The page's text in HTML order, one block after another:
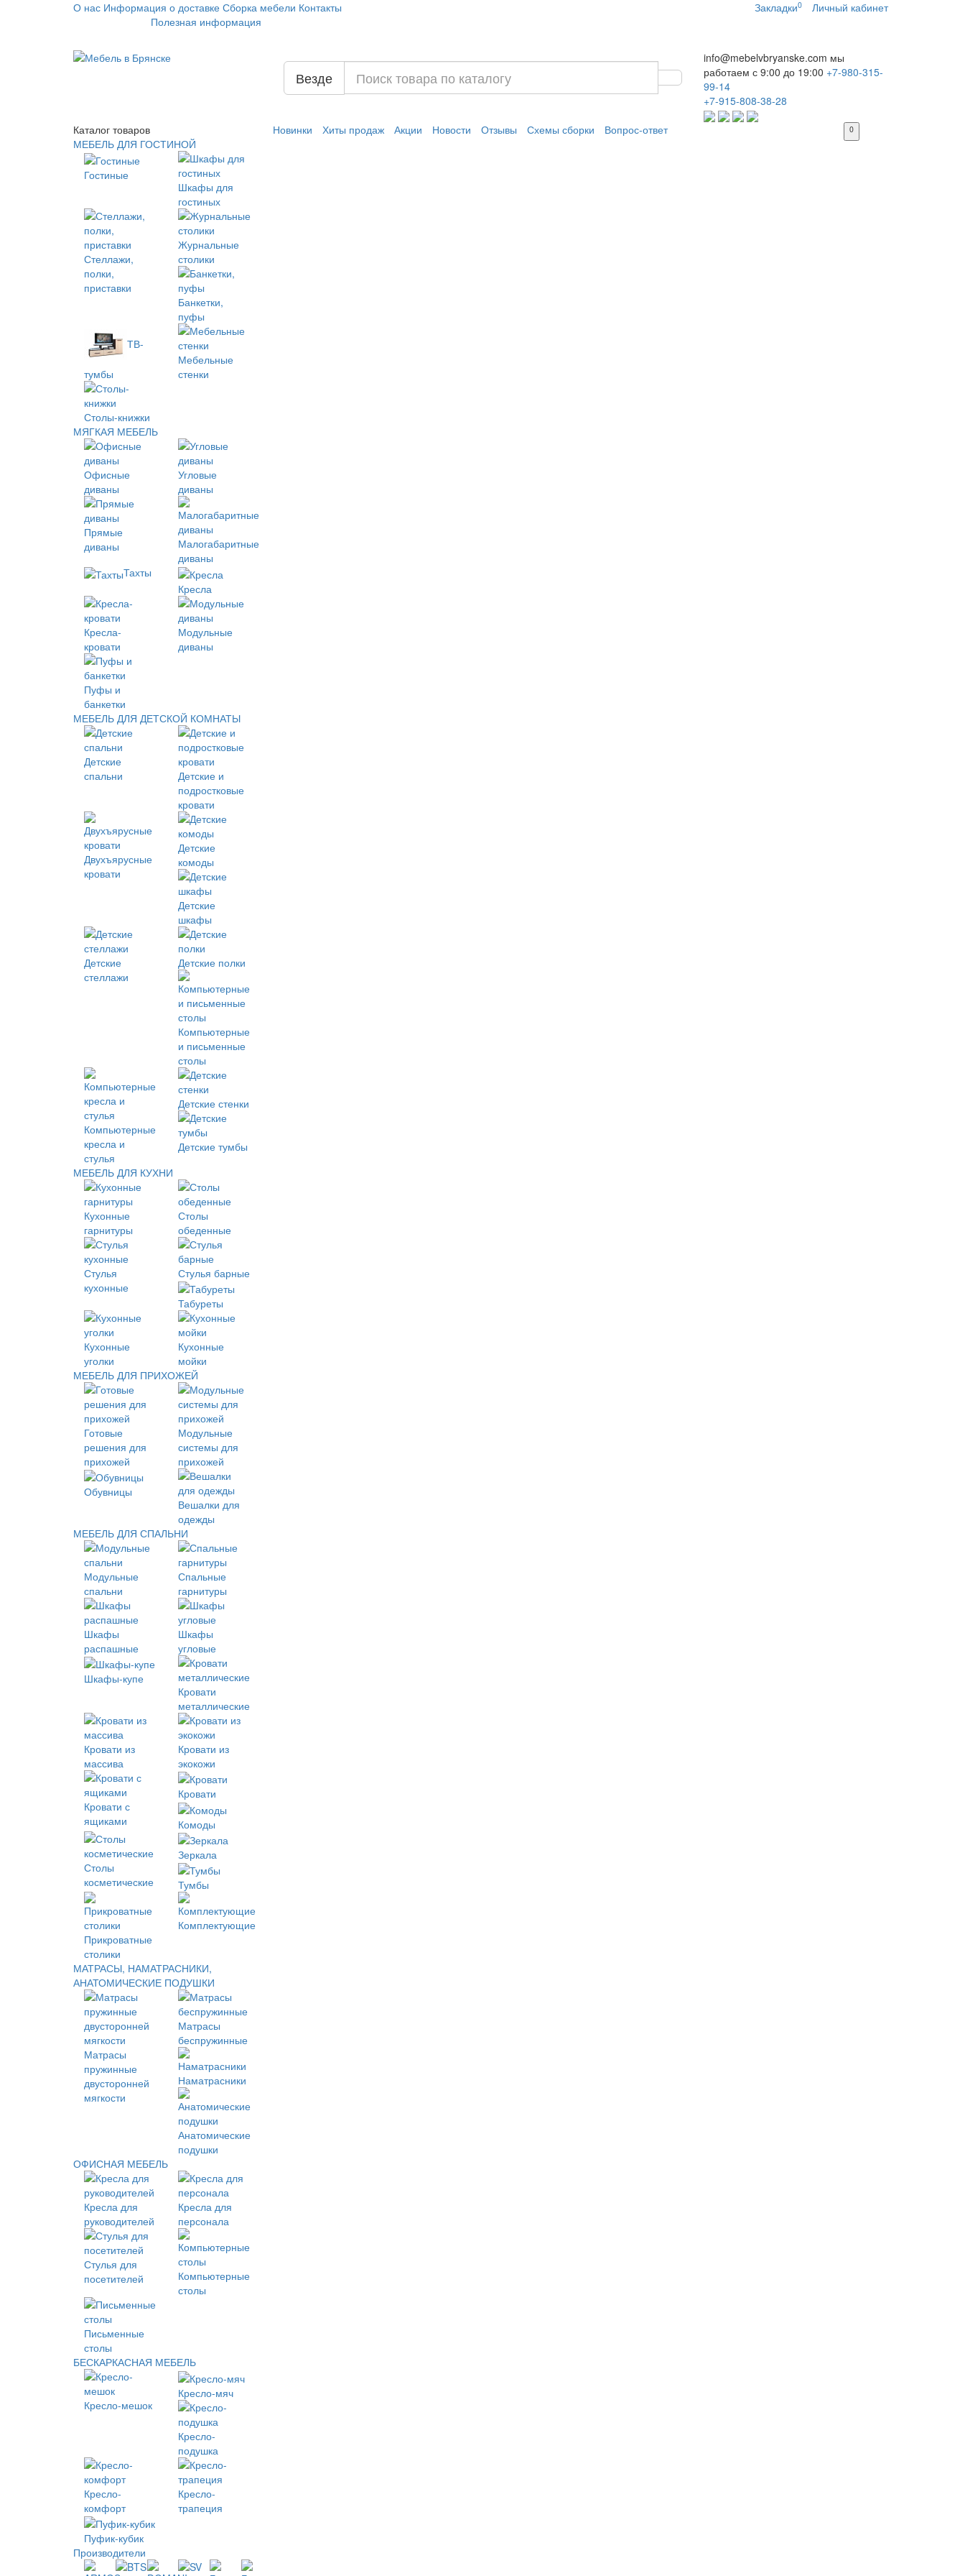
О нас Информация о доставке Сборка мебели Контакты
Полезная информация
Закладки0 Личный кабинет
Везде
info@mebelvbryanske.com мы
работаем с 9:00 до 19:00 +7-980-315-
99-14
+7-915-808-38-28
Каталог товаров
МЕБЕЛЬ ДЛЯ ГОСТИНОЙ
Гостиные
Шкафы для
гостиных
Стеллажи,
полки,
приставки
Журнальные
столики
Банкетки,
пуфы
ТВ-
тумбы
Мебельные
стенки
Столы-книжки
МЯГКАЯ МЕБЕЛЬ
Офисные
диваны
Угловые
диваны
Прямые
диваны
Малогабаритные
диваны
Тахты
Кресла
Кресла-
кровати
Модульные
диваны
Пуфы и
банкетки
МЕБЕЛЬ ДЛЯ ДЕТСКОЙ КОМНАТЫ
Детские
спальни
Детские и
подростковые
кровати
Двухъярусные
кровати
Детские
комоды
Детские
шкафы
Детские
стеллажи
Детские полки
Компьютерные
и письменные
столы
Компьютерные
кресла и
стулья
Детские стенки
Детские тумбы
МЕБЕЛЬ ДЛЯ КУХНИ
Кухонные
гарнитуры
Столы
обеденные
Стулья
кухонные
Стулья барные
Табуреты
Кухонные
уголки
Кухонные
мойки
МЕБЕЛЬ ДЛЯ ПРИХОЖЕЙ
Готовые
решения для
прихожей
Модульные
системы для
прихожей
Обувницы
Вешалки для
одежды
МЕБЕЛЬ ДЛЯ СПАЛЬНИ
Модульные
спальни
Спальные
гарнитуры
Шкафы
распашные
Шкафы
угловые
Шкафы-купе
Кровати
металлические
Кровати из
массива
Кровати из
экокожи
Кровати с
ящиками
Кровати
Комоды
Столы
косметические
Зеркала
Тумбы
Прикроватные
столики
Комплектующие
МАТРАСЫ, НАМАТРАСНИКИ,
АНАТОМИЧЕСКИЕ ПОДУШКИ
Матрасы
пружинные
двусторонней
мягкости
Матрасы
беспружинные
Наматрасники
Анатомические
подушки
ОФИСНАЯ МЕБЕЛЬ
Кресла для
руководителей
Кресла для
персонала
Стулья для
посетителей
Компьютерные
столы
Письменные
столы
БЕСКАРКАСНАЯ МЕБЕЛЬ
Кресло-мешок
Кресло-мяч
Кресло-
подушка
Кресло-
комфорт
Кресло-
трапеция
Пуфик-кубик
Производители
Новинки Хиты продаж Акции Новости Отзывы Схемы сборки Вопрос-ответ 0